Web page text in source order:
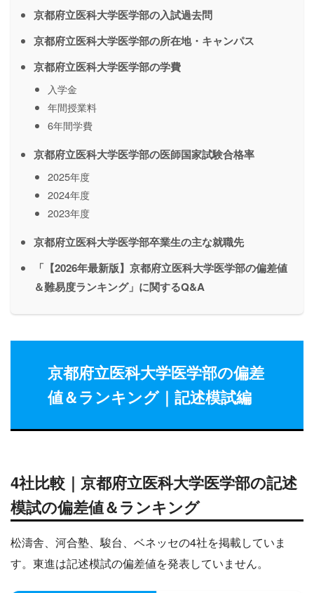
京都府立医科大学医学部の入試過去問
京都府立医科大学医学部の所在地・キャンパス
京都府立医科大学医学部の学費
入学金
年間授業料
6年間学費
京都府立医科大学医学部の医師国家試験合格率
2025年度
2024年度
2023年度
京都府立医科大学医学部卒業生の主な就職先
「【2026年最新版】京都府立医科大学医学部の偏差値
＆難易度ランキング」に関するQ&A
京都府立医科大学医学部の偏差
値＆ランキング｜記述模試編
4社比較｜京都府立医科大学医学部の記述
模試の偏差値＆ランキング
松濤舎、河合塾、駿台、ベネッセの4社を掲載していま
す。東進は記述模試の偏差値を発表していません。